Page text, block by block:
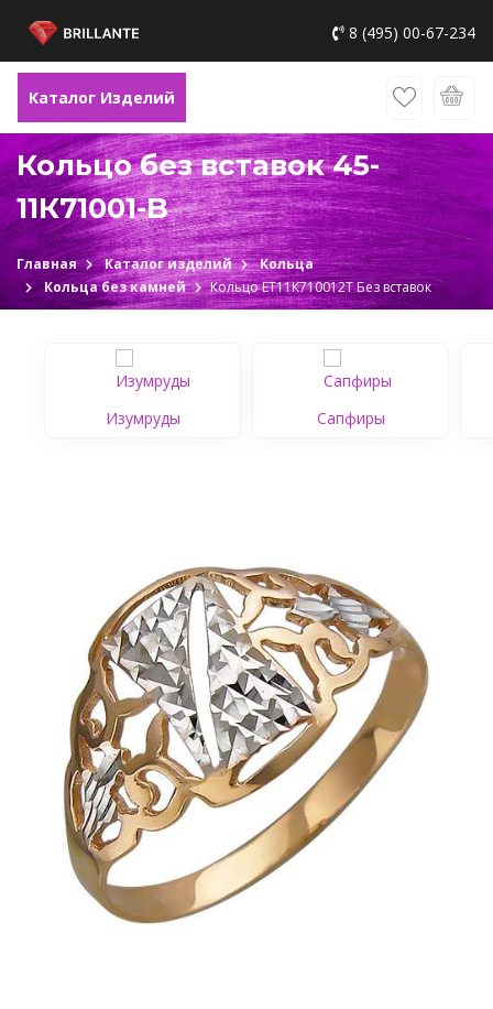
8 (495) 00-67-234
Каталог Изделий
Кольцо без вставок 45-
11К71001-B
Главная Каталог изделий
Кольца
Кольца без камней
Кольцо ЕТ11К710012Т Без вставок
Изумруды Сапфиры